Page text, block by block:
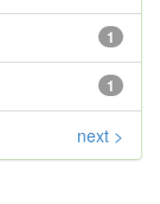
1
1
next >